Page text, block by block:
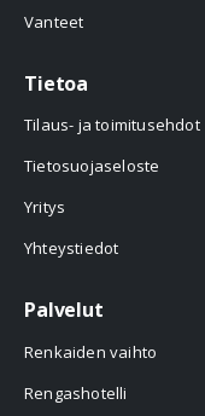
Vanteet
Tietoa
Tilaus- ja toimitusehdot
Tietosuojaseloste
Yritys
Yhteystiedot
Palvelut
Renkaiden vaihto
Rengashotelli